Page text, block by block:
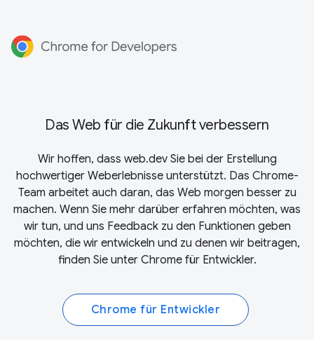
Das Web für die Zukunft verbessern
Wir hoffen, dass web.dev Sie bei der Erstellung
hochwertiger Weberlebnisse unterstützt. Das Chrome-
Team arbeitet auch daran, das Web morgen besser zu
machen. Wenn Sie mehr darüber erfahren möchten, was
wir tun, und uns Feedback zu den Funktionen geben
möchten, die wir entwickeln und zu denen wir beitragen,
finden Sie unter Chrome für Entwickler.
Chrome für Entwickler